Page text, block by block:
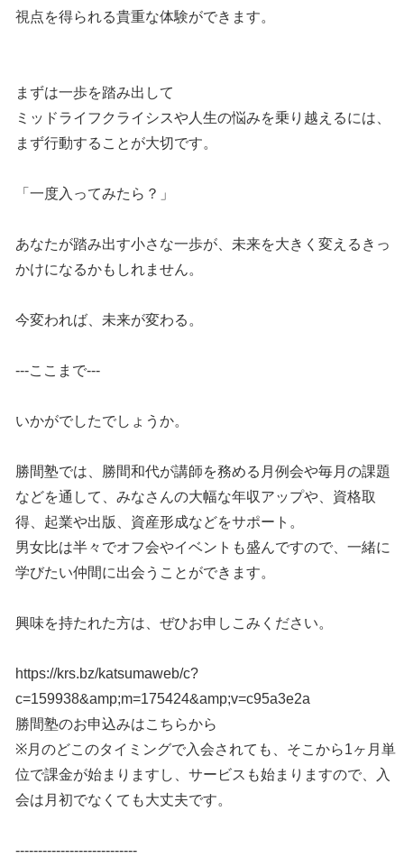
視点を得られる貴重な体験ができます。
まずは一歩を踏み出して
ミッドライフクライシスや人生の悩みを乗り越えるには、
まず行動することが大切です。
「一度入ってみたら？」
あなたが踏み出す小さな一歩が、未来を大きく変えるきっ
かけになるかもしれません。
今変われば、未来が変わる。
---ここまで---
いかがでしたでしょうか。
勝間塾では、勝間和代が講師を務める月例会や毎月の課題
などを通して、みなさんの大幅な年収アップや、資格取
得、起業や出版、資産形成などをサポート。
男女比は半々でオフ会やイベントも盛んですので、一緒に
学びたい仲間に出会うことができます。
興味を持たれた方は、ぜひお申しこみください。
https://krs.bz/katsumaweb/c?
c=159938&amp;m=175424&amp;v=c95a3e2a
勝間塾のお申込みはこちらから
※月のどこのタイミングで入会されても、そこから1ヶ月単
位で課金が始まりますし、サービスも始まりますので、入
会は月初でなくても大丈夫です。
---------------------------